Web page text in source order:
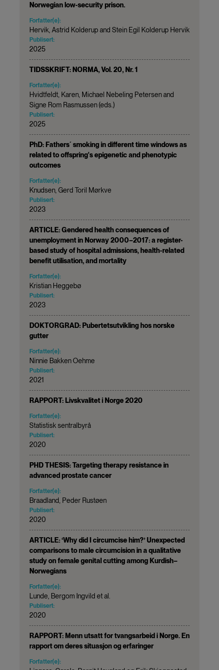
Norwegian low-security prison.
Forfatter(e):
Hervik, Astrid Kolderup and Stein Egil Kolderup Hervik
Publisert:
2025
TIDSSKRIFT: NORMA, Vol. 20, Nr. 1
Forfatter(e):
Hvidtfeldt, Karen, Michael Nebeling Petersen and
Signe Rom Rasmussen (eds.)
Publisert:
2025
PhD: Fathers´ smoking in different time windows as
related to offspring's epigenetic and phenotypic
outcomes
Forfatter(e):
Knudsen, Gerd Toril Mørkve
Publisert:
2023
ARTICLE: Gendered health consequences of
unemployment in Norway 2000–2017: a register-
based study of hospital admissions, health-related
benefit utilisation, and mortality
Forfatter(e):
Kristian Heggebø
Publisert:
2023
DOKTORGRAD: Pubertetsutvikling hos norske
gutter
Forfatter(e):
Ninnie Bakken Oehme
Publisert:
2021
RAPPORT: Livskvalitet i Norge 2020
Forfatter(e):
Statistisk sentralbyrå
Publisert:
2020
PHD THESIS: Targeting therapy resistance in
advanced prostate cancer
Forfatter(e):
Braadland, Peder Rustøen
Publisert:
2020
ARTICLE: ‘Why did I circumcise him?’ Unexpected
comparisons to male circumcision in a qualitative
study on female genital cutting among Kurdish–
Norwegians
Forfatter(e):
Lunde, Bergom Ingvild et al.
Publisert:
2020
RAPPORT: Menn utsatt for tvangsarbeid i Norge. En
rapport om deres situasjon og erfaringer
Forfatter(e):